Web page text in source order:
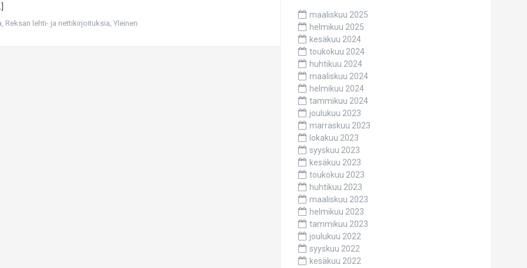
, Reksan lehti- ja nettikirjoituksia,Yleinen
maaliskuu 2025
helmikuu 2025
kesäkuu 2024
toukokuu 2024
huhtikuu 2024
maaliskuu 2024
helmikuu 2024
tammikuu 2024
joulukuu 2023
marraskuu 2023
lokakuu 2023
syyskuu 2023
kesäkuu 2023
toukokuu 2023
huhtikuu 2023
maaliskuu 2023
helmikuu 2023
tammikuu 2023
joulukuu 2022
syyskuu 2022
kesäkuu 2022